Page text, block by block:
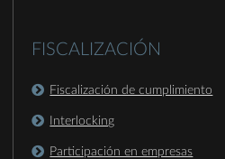
FISCALIZACIÓN
Fiscalización de cumplimiento
Interlocking
Participación en empresas